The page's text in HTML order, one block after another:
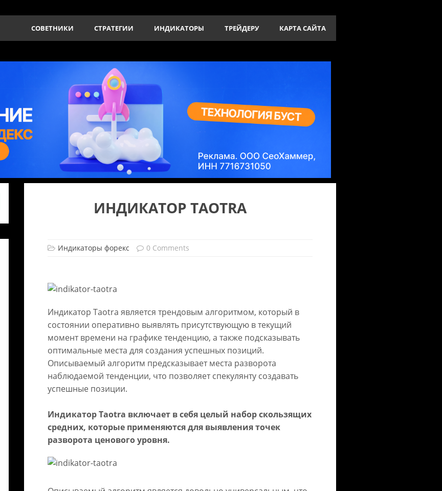
СОВЕТНИКИ СТРАТЕГИИ ИНДИКАТОРЫ ТРЕЙДЕРУ КАРТА САЙТА
ИНДИКАТОР TAOTRA
Индикаторы форекс 0 Comments
Индикатор Taotra является трендовым алгоритмом, который в
состоянии оперативно выявлять присутствующую в текущий
момент времени на графике тенденцию, а также подсказывать
оптимальные места для создания успешных позиций.
Описываемый алгоритм предсказывает места разворота
наблюдаемой тенденции, что позволяет спекулянту создавать
успешные позиции.
Индикатор Taotra включает в себя целый набор скользящих
средних, которые применяются для выявления точек
разворота ценового уровня.